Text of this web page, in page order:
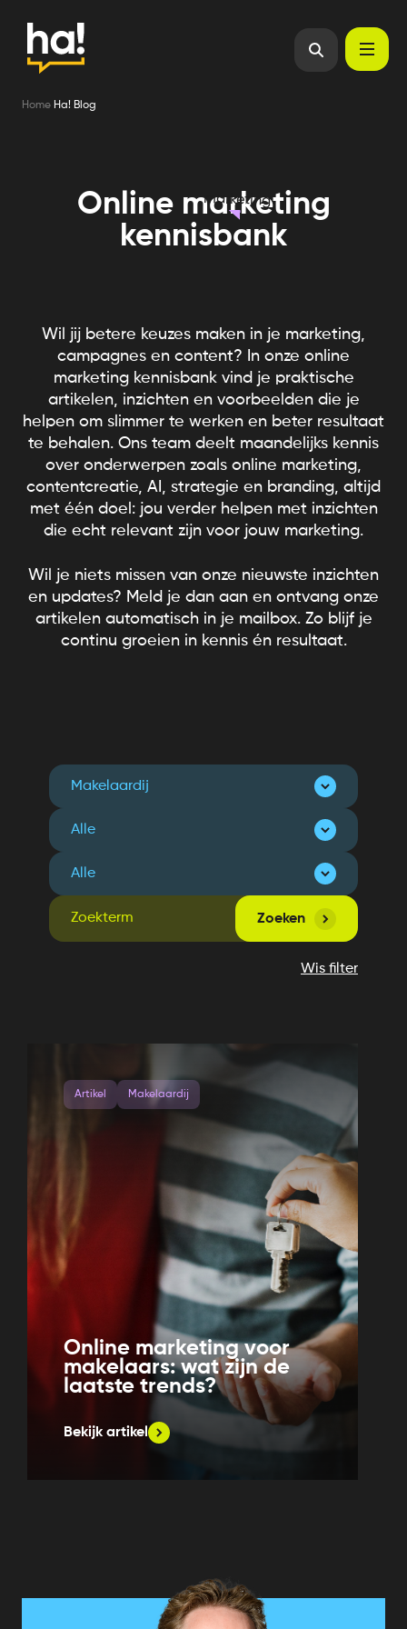
Home Ha! Blog
Online marketing
kennisbank
marketing
Wil jij betere keuzes maken in je marketing,
campagnes en content? In onze online
marketing kennisbank vind je praktische
artikelen, inzichten en voorbeelden die je
helpen om slimmer te werken en beter resultaat
te behalen. Ons team deelt maandelijks kennis
over onderwerpen zoals online marketing,
contentcreatie, AI, strategie en branding, altijd
met één doel: jou verder helpen met inzichten
die echt relevant zijn voor jouw marketing.
Wil je niets missen van onze nieuwste inzichten
en updates? Meld je dan aan en ontvang onze
artikelen automatisch in je mailbox. Zo blijf je
continu groeien in kennis én resultaat.
Zoeken
Wis filter
Artikel Makelaardij
Online marketing voor
makelaars: wat zijn de
laatste trends?
Bekijk artikel